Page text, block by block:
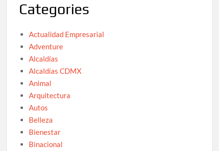
Categories
Actualidad Empresarial
Adventure
Alcaldías
Alcaldías CDMX
Animal
Arquitectura
Autos
Belleza
Bienestar
Binacional